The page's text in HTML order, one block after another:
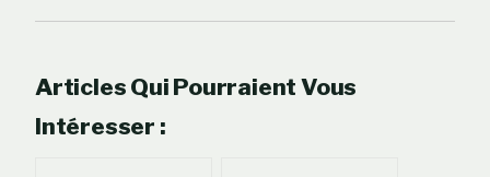
Articles Qui Pourraient Vous
Intéresser :